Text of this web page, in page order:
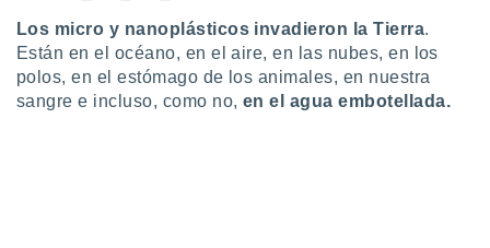
en
más
nuestra
Los micro y nanoplásticos invadieron la Tierra.
Están en el océano, en el aire, en las nubes, en los
polos, en el estómago de los animales, en nuestra
sangre e incluso, como no, en el agua embotellada.